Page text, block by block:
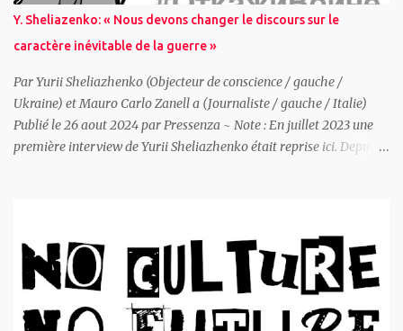
des régimes russes radicalement différents — tsariste, soviétique
et post-soviétique — suggérant que le problème ne réside pas
principalement dans l’idéologie russe, mais dans le ...
Y. Sheliazenko: « Nous devons changer le discours sur le
caractère inévitable de la guerre »
Par Yurii Sheliazhenko (Objecteur de conscience / gauche /
Ukraine) et Mauro Carlo Zanell a (Journaliste / gauche / Italie)
Publié le 26 aout 2024 par Pressenza ~ Note : En juillet 2023 une
première interview de Yurii Sheliazhenko était reprise ici. Depuis
du courage! » Mais la vérité est que j’ai vraiment peur, j’ai un
rendez-vous à confirmer avec Yurii et au dernier moment je
voudrais reporter la rencontre. Je m’imagine, dans un crescendo de
panique, être arrêté par la police, les services secrets, l’armée. Etre
emmené en prison, ou pire, abattu contre le premier mur. Puis la